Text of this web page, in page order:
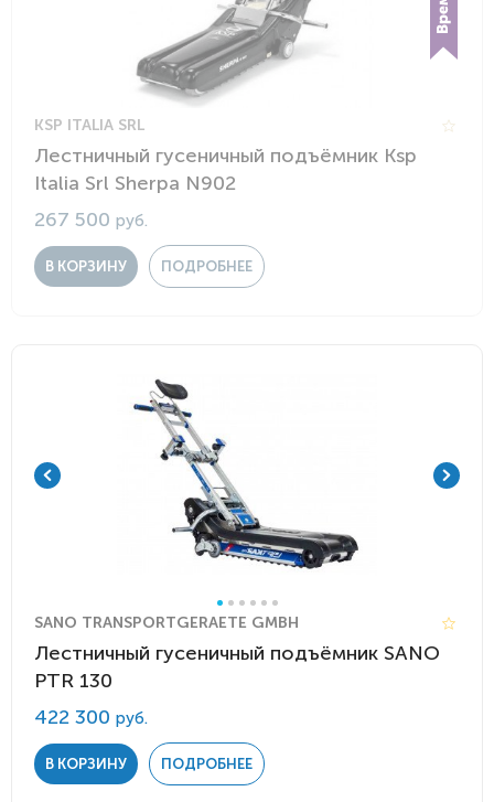
KSP ITALIA SRL
Лестничный гусеничный подъёмник Ksp
Italia Srl Sherpa N902
267 500 руб.
В КОРЗИНУ ПОДРОБНЕЕ
SANO TRANSPORTGERAETE GMBH
Лестничный гусеничный подъёмник SANO
PTR 130
422 300 руб.
В КОРЗИНУ ПОДРОБНЕЕ